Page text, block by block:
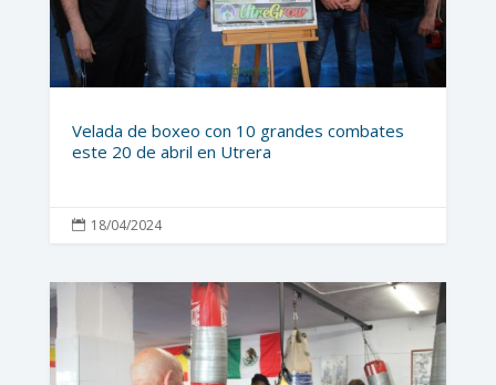
Velada de boxeo con 10 grandes combates
este 20 de abril en Utrera
 18/04/2024